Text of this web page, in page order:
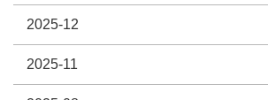
2025-12
2025-11